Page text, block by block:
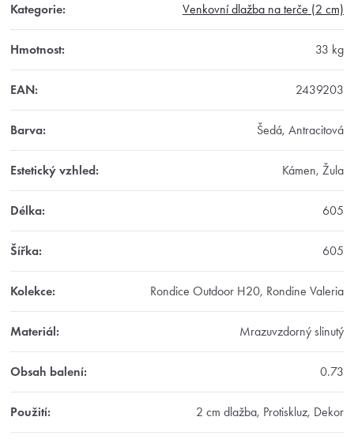
Kategorie: Venkovní dlažba na terče (2 cm)
Hmotnost: 33 kg
EAN: 2439203
Barva: Šedá, Antracitová
Estetický vzhled: Kámen, Žula
Délka: 605
Šířka: 605
Kolekce: Rondice Outdoor H20, Rondine Valeria
Materiál: Mrazuvzdorný slinutý
Obsah balení: 0.73
Použití: 2 cm dlažba, Protiskluz, Dekor